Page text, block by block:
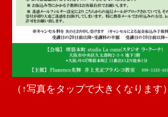
（↑写真をタップで大きくなります）